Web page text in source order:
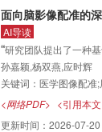
面向脑影像配准的
AI导读
“研究团队提出了一种
络，兼顾高效计算与模
准领域取得重要进展，
诊断等临床应用提供了
孙嘉颖,杨双燕,应时辉
关键词： 医学图像配准;展
<网络PDF> <引用本
更新时间： 2026-07-20